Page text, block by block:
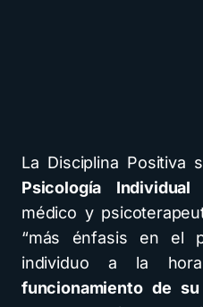
La Disciplina Positiva
Psicología Individual
médico y
“más énfasis en el
individuo a la
funcionamiento de